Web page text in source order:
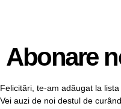
Abonare
Felicitări, te-am adăugat la lista
Vei auzi de noi destul de curând.